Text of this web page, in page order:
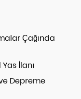
Çağında
İlanı
Depreme